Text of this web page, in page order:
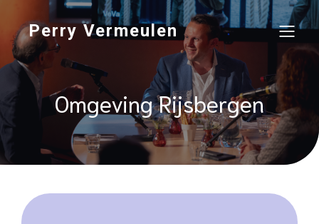
Perry Vermeulen
Omgeving Rijsbergen